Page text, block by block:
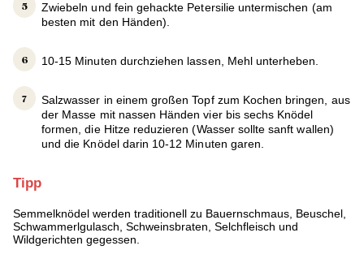
Zwiebeln und fein gehackte Petersilie untermischen (am
besten mit den Händen).
10-15 Minuten durchziehen lassen, Mehl unterheben.
Salzwasser in einem großen Topf zum Kochen bringen, aus
der Masse mit nassen Händen vier bis sechs Knödel
formen, die Hitze reduzieren (Wasser sollte sanft wallen)
und die Knödel darin 10-12 Minuten garen.
Tipp
Semmelknödel werden traditionell zu Bauernschmaus, Beuschel,
Schwammerlgulasch, Schweinsbraten, Selchfleisch und
Wildgerichten gegessen.